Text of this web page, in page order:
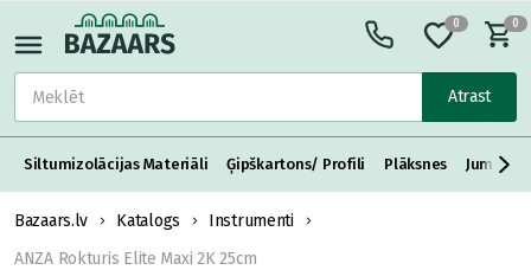
Atrast
0 0
Siltumizolācijas Materiāli Ģipškartons/ Profili Plāksnes Jumta
Bazaars.lv Katalogs
Instrumenti
ANZA Rokturis Elite Maxi 2K 25cm